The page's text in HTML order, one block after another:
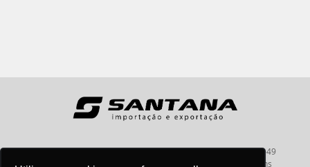
Santana - Importação e Exportação - CNPJ:57.464.653/0001-49
Atendimento por telefone: dias úteis, das 08:15hs às 18:00hs